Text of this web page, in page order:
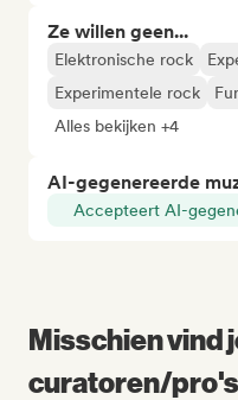
Ze willen geen...
Elektronische rock
Experimentele rock
Alles bekijken +4
AI-gegenereerde
Accepteert AI-
Misschien vind
curatoren/